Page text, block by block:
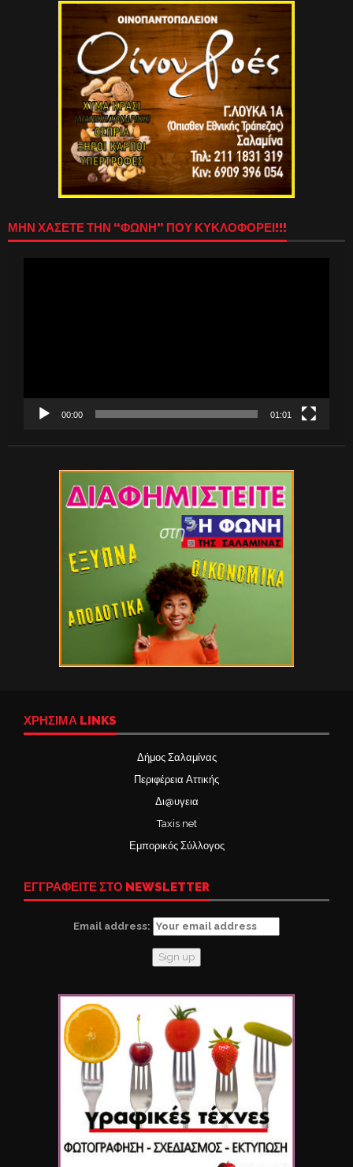
ΜΗΝ ΧΑΣΕΤΕ ΤΗΝ “ΦΩΝΗ” ΠΟΥ ΚΥΚΛΟΦΟΡΕΙ!!!
00:00 01:01
ΧΡΉΣΙΜΑ LINKS
Δήμος Σαλαμίνας
Περιφέρεια Αττικής
Δι@υγεια
Taxis net
Εμπορικός Σύλλογος
ΕΓΓΡΑΦΕΙΤΕ ΣΤΟ NEWSLETTER
Email address: